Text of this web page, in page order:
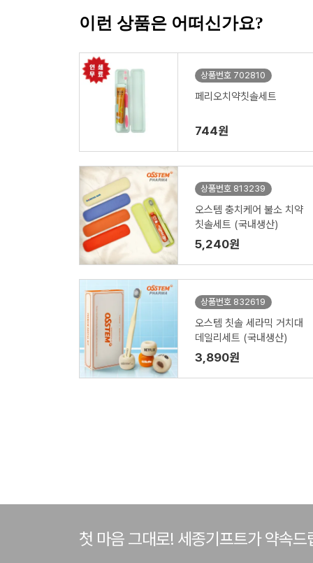
이런 상품은 어떠신가요?
상품번호 702810
페리오치약칫솔세트
744원
상품번호 813239
오스템 충치케어 불소 치약
칫솔세트 (국내생산)
5,240원
상품번호 832619
오스템 칫솔 세라믹 거치대
데일리세트 (국내생산)
3,890원
첫 마음 그대로! 세종기프트가 약속드